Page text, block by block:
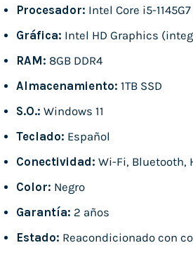
Procesador: Intel Core i5-
Gráfica: Intel HD Graphics
RAM: 8GB DDR4
Almacenamiento: 1TB SSD
S.O.: Windows 11
Teclado: Español
Conectividad: Wi-Fi, Bluetooth,
Color: Negro
Garantía: 2 años
Estado: Reacondicionado con